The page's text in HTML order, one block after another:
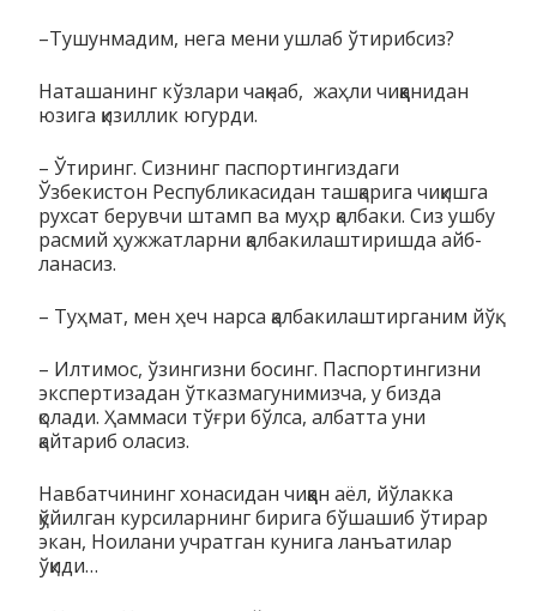
–Тушунмадим, нега мени ушлаб ўтирибсиз?
Наташанинг кўзлари чақнаб, жаҳли чиққанидан
юзига қизиллик югурди.
– Ўтиринг. Сизнинг паспортингиздаги
Ўзбекистон Республ­и­ка­сидан ташқарига чиқишга
рухсат берувчи штамп ва муҳр қал­ба­ки. Сиз ушбу
расмий ҳужжатларни қалбакилаштиришда айб­
ла­насиз.
– Туҳмат, мен ҳеч нарса қалбакилаштирганим йўқ.
– Илтимос, ўзингизни босинг. Паспортингизни
экспертизадан ўтказмагунимизча, у бизда
қолади. Ҳаммаси тўғри бўлса, албатта уни
қайтариб оласиз.
Навбатчининг хонасидан чиққан аёл, йўлакка
қўйилган курсилар­нинг бирига бўшашиб ўтирар
экан, Ноилани учратган кунига ланъа­ти­лар
ўқиди…